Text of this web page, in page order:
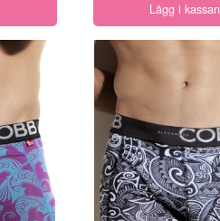
Lägg i kassan